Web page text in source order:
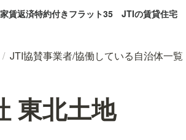
家賃返済特約付きフラット35 JTIの賃貸住宅
/ JTI協賛事業者/協働している自治体一覧
東北土地